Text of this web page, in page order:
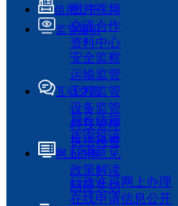
图片视频
交流合作
资料中心
信息公开
监管履职
安全监察
运输监管
工程监管
设备监管
科技管理
执法检查
互动交流
局长信箱
咨询投诉
征求意见
政策解读
回应关切
网上办事
行政许可网上办理
在线申请信息公开